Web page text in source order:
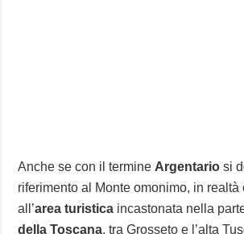
Anche se con il termine Argentario si
riferimento al Monte omonimo, in realtà
all’area turistica incastonata nella
della Toscana, tra Grosseto e l’alta